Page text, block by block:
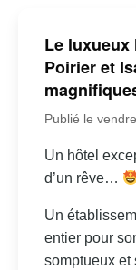
Le
Poirier et
Publié le
Un hôtel
d’un rêve…
Un
entier pour
somptueux et